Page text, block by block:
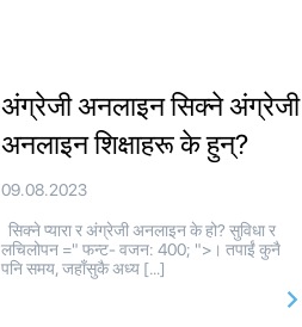
अंग्रेजी अनलाइन सिक्ने अंग्रेजी
अनलाइन शिक्षाहरू के हुन्?
09.08.2023
सिक्ने प्यारा र अंग्रेजी अनलाइन के हो? सुविधा र
लचिलोपन =" फन्ट- वजन: 400; ">। तपाईं कुनै
पनि समय, जहाँसुकै अध्य […]